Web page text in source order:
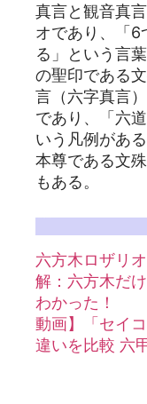
真言と観音真
オであり、「6
る」という言
の聖印である
言（六字真言
であり、「六
いう凡例があ
本尊である文
もある。
六方木ロザリ
解：六方木だ
わかった！
動画】「セイ
違いを比較 六